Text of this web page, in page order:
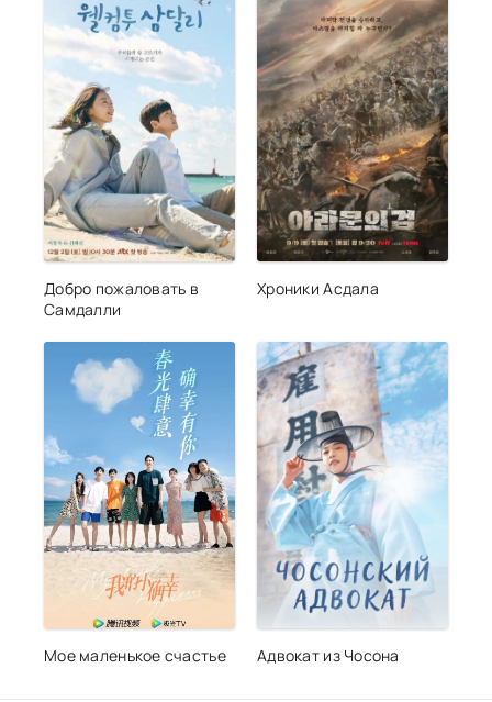
Добро пожаловать в
Самдалли
Хроники Асдала
Мое маленькое счастье Адвокат из Чосона